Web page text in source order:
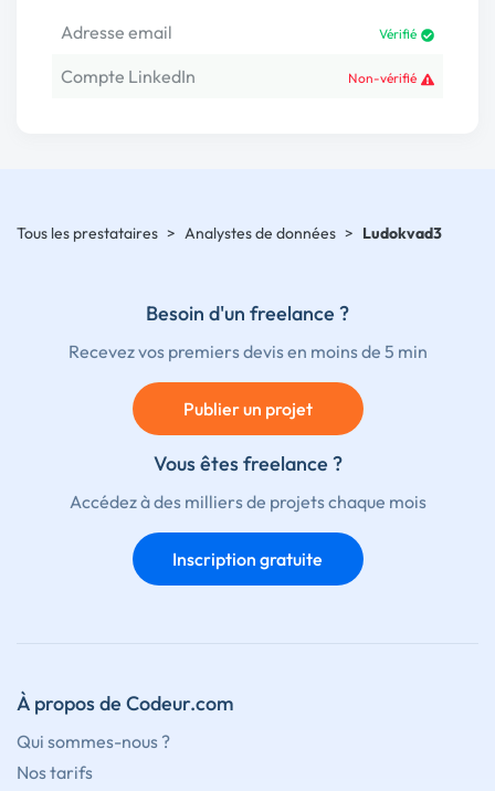
Adresse email Vérifié
Compte LinkedIn Non-vérifié
Tous les prestataires > Analystes de données > Ludokvad3
Besoin d'un freelance ?
Recevez vos premiers devis en moins de 5 min
Publier un projet
Vous êtes freelance ?
Accédez à des milliers de projets chaque mois
Inscription gratuite
À propos de Codeur.com
Qui sommes-nous ?
Nos tarifs